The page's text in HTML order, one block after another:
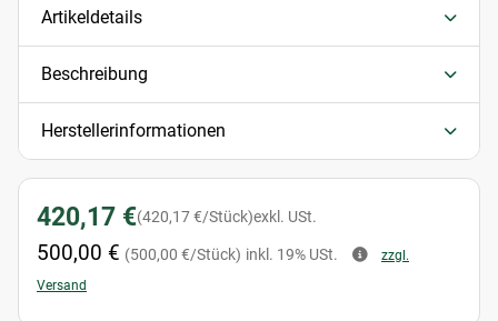
Artikeldetails
Beschreibung
Herstellerinformationen
420,17 €(420,17 €/Stück)exkl. USt.
500,00 € (500,00 €/Stück) inkl. 19% USt.
zzgl.
Versand